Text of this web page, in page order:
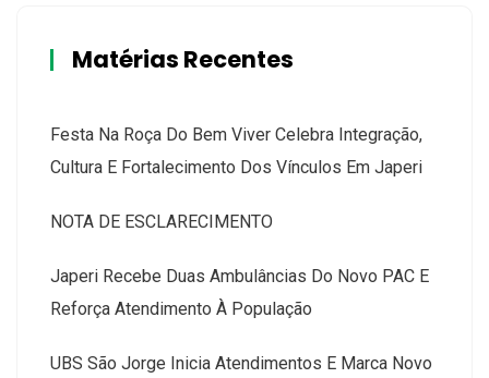
Matérias Recentes
Festa Na Roça Do Bem Viver Celebra Integração,
Cultura E Fortalecimento Dos Vínculos Em Japeri
NOTA DE ESCLARECIMENTO
Japeri Recebe Duas Ambulâncias Do Novo PAC E
Reforça Atendimento À População
UBS São Jorge Inicia Atendimentos E Marca Novo